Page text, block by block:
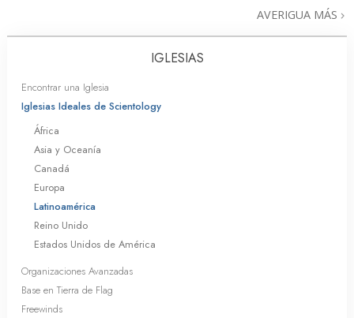
AVERIGUA MÁS
IGLESIAS
Encontrar una Iglesia
Iglesias Ideales de Scientology
África
Asia y Oceanía
Canadá
Europa
Latinoamérica
Reino Unido
Estados Unidos de América
Organizaciones Avanzadas
Base en Tierra de Flag
Freewinds